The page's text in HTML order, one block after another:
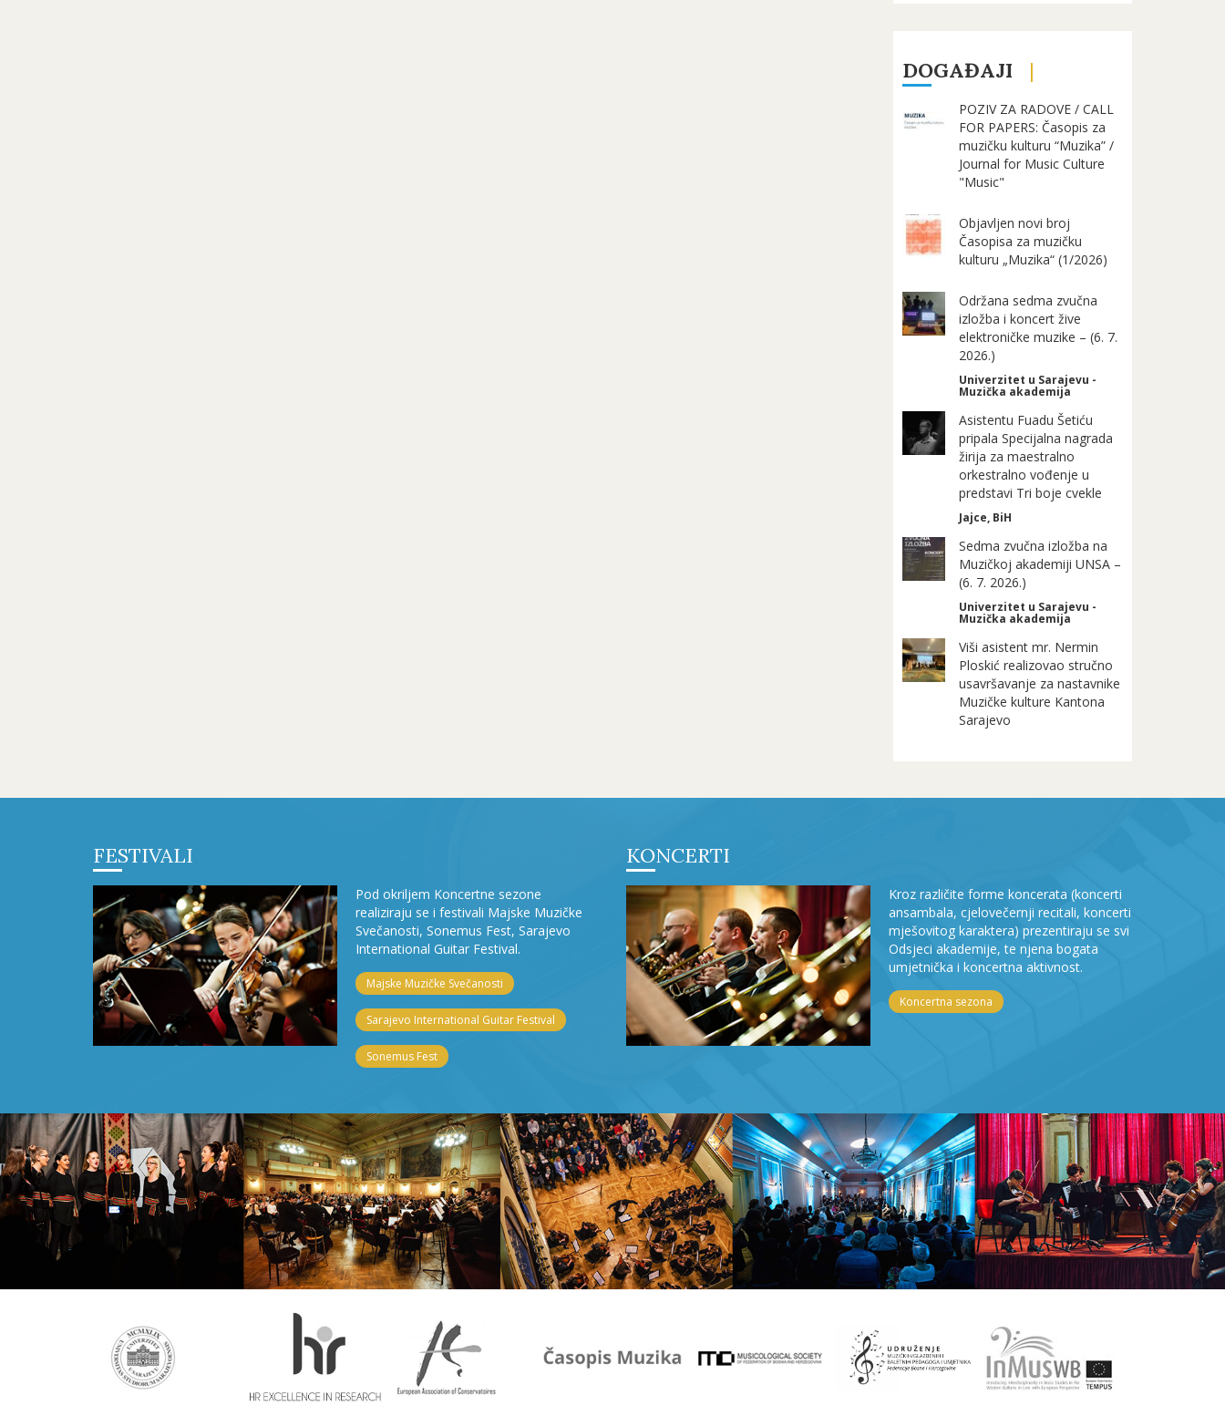
DOGAĐAJI
POZIV ZA RADOVE / CALL
FOR PAPERS: Časopis za
muzičku kulturu “Muzika” /
Journal for Music Culture
"Music"
Objavljen novi broj
Časopisa za muzičku
kulturu „Muzika“ (1/2026)
Održana sedma zvučna
izložba i koncert žive
elektroničke muzike – (6. 7.
2026.)
Univerzitet u Sarajevu -
Muzička akademija
Asistentu Fuadu Šetiću
pripala Specijalna nagrada
žirija za maestralno
orkestralno vođenje u
predstavi Tri boje cvekle
Jajce, BiH
Sedma zvučna izložba na
Muzičkoj akademiji UNSA –
(6. 7. 2026.)
Univerzitet u Sarajevu -
Muzička akademija
Viši asistent mr. Nermin
Ploskić realizovao stručno
usavršavanje za nastavnike
Muzičke kulture Kantona
Sarajevo
FESTIVALI
Pod okriljem Koncertne sezone
realiziraju se i festivali Majske Muzičke
Svečanosti, Sonemus Fest, Sarajevo
International Guitar Festival.
Majske Muzičke Svečanosti
Sarajevo International Guitar Festival
Sonemus Fest
KONCERTI
Kroz različite forme koncerata (koncerti
ansambala, cjelovečernji recitali, koncerti
mješovitog karaktera) prezentiraju se svi
Odsjeci akademije, te njena bogata
umjetnička i koncertna aktivnost.
Koncertna sezona